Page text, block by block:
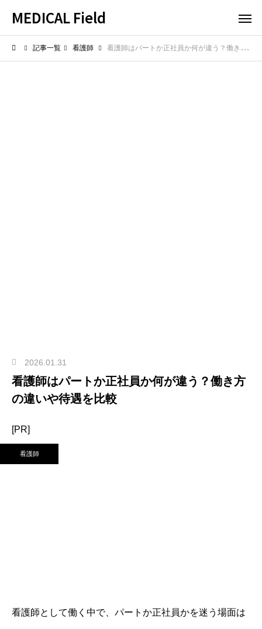
MEDICAL Field
記事一覧 看護師 看護師はパートか正社員か何が違う？働き方の違いや待遇を比較
2026.01.31
看護師はパートか正社員か何が違う？働き方
の違いや待遇を比較
[PR]
看護師
看護師として働く中で、パートか正社員かを迷う場面は